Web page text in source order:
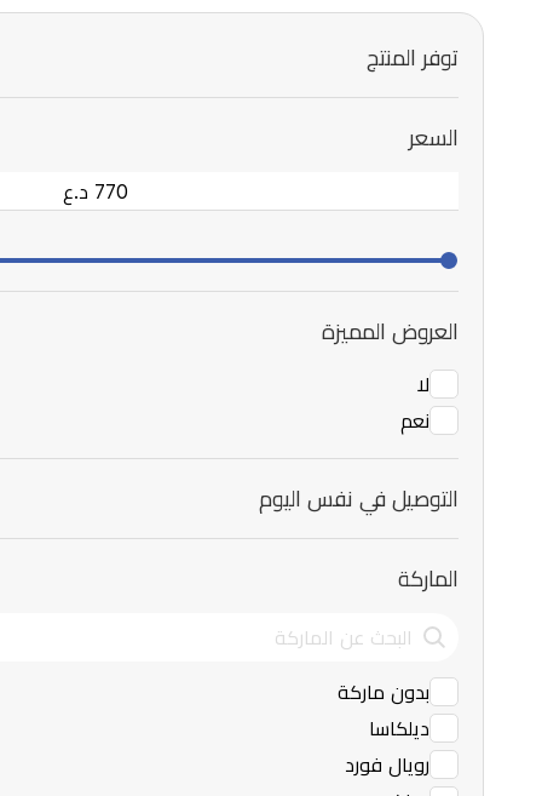
توفر المنتج
السعر
العروض المميزة
لا
نعم
التوصيل في نفس اليوم
الماركة
بدون ماركة
ديلكاسا
رويال فورد